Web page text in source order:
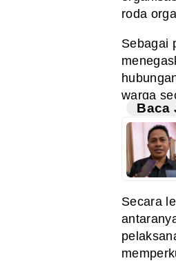
roda
Sebagai
warga
Baca
Secara